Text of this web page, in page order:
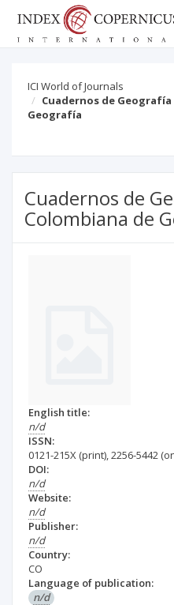
ICI World of Journals
Cuadernos de
Geografía
Cuadernos de
Colombiana de
English title:
n/d
ISSN:
0121-215X (print),2256-5442
DOI:
n/d
Website:
n/d
Publisher:
n/d
Country:
CO
Language of publication:
n/d